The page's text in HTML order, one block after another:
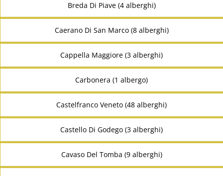
Breda Di Piave (4 alberghi)
Caerano Di San Marco (8 alberghi)
Cappella Maggiore (3 alberghi)
Carbonera (1 albergo)
Castelfranco Veneto (48 alberghi)
Castello Di Godego (3 alberghi)
Cavaso Del Tomba (9 alberghi)